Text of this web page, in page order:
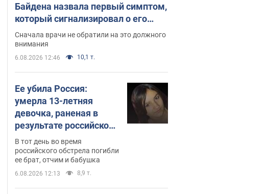
Байдена назвала первый симптом,
который сигнализировал о его
"агрессивном" раке
Сначала врачи не обратили на это должного
внимания
6.08.2026 12:46 10,1 т.
Ее убила Россия:
умерла 13-летняя
девочка, раненая в
результате российской
атаки на Сумскую
область. Фото
В тот день во время
российского обстрела погибли
ее брат, отчим и бабушка
6.08.2026 12:13 8,9 т.